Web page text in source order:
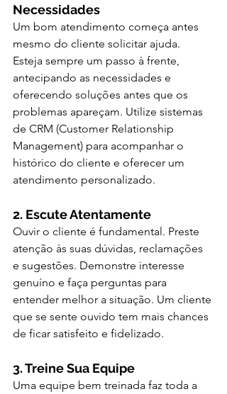
Necessidades
Um bom atendimento começa antes
mesmo do cliente solicitar ajuda.
Esteja sempre um passo à frente,
antecipando as necessidades e
oferecendo soluções antes que os
problemas apareçam. Utilize sistemas
de CRM (Customer Relationship
Management) para acompanhar o
histórico do cliente e oferecer um
atendimento personalizado.
2. Escute Atentamente
Ouvir o cliente é fundamental. Preste
atenção às suas dúvidas, reclamações
e sugestões. Demonstre interesse
genuíno e faça perguntas para
entender melhor a situação. Um cliente
que se sente ouvido tem mais chances
de ficar satisfeito e fidelizado.
3. Treine Sua Equipe
Uma equipe bem treinada faz toda a